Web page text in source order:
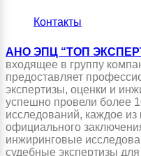
Контакты
АНО ЭПЦ “ТОП
входящее в группу
предоставляет
экспертизы, оценки и
успешно провели более
исследований, каждое
официального
инжиринговые
судебные экспертизы